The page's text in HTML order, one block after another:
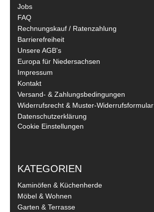
Jobs
FAQ
Rechnungskauf / Ratenzahlung
Barrierefreiheit
Unsere AGB's
Europa für Niedersachsen
Impressum
Kontakt
Versand- & Zahlungsbedingungen
Widerrufsrecht & Muster-Widerrufsformular
Datenschutzerklärung
Cookie Einstellungen
KATEGORIEN
Kaminöfen & Küchenherde
Möbel & Wohnen
Garten & Terrasse